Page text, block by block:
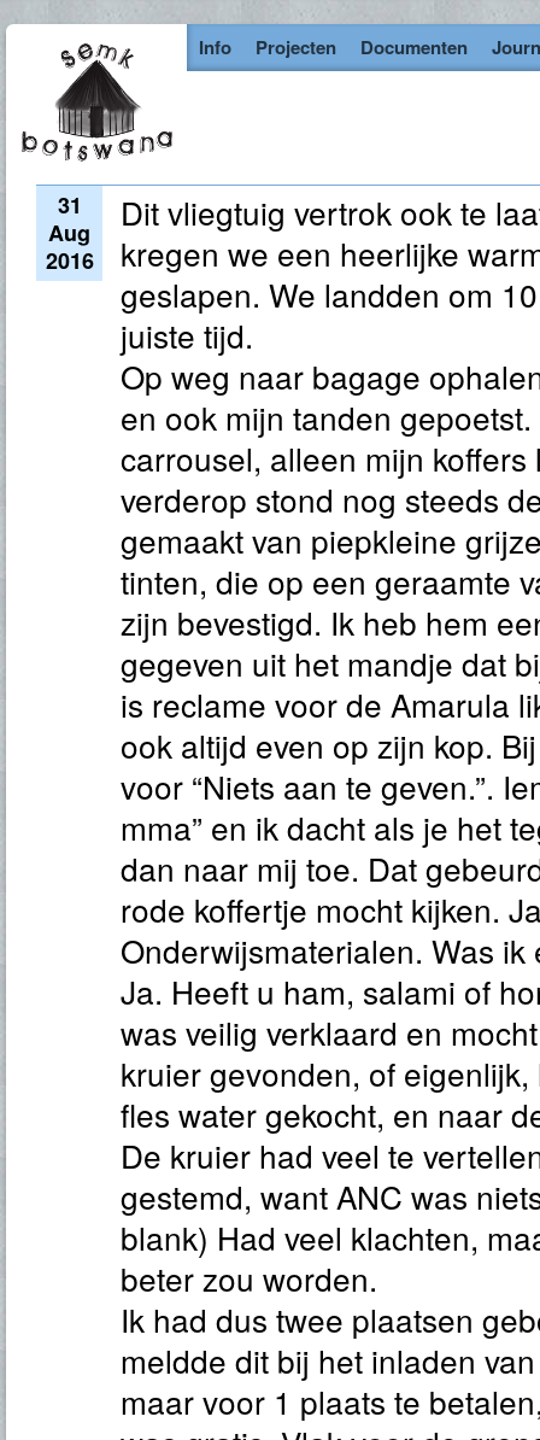
Info Projecten Documenten
31
Aug
2016
Dit vliegtuig vertrok ook te
kregen we een heerlijke
geslapen. We landden om
juiste tijd.
Op weg naar bagage
en ook mijn tanden
carrousel, alleen mijn
verderop stond nog steeds
gemaakt van piepkleine
tinten, die op een geraamte
zijn bevestigd. Ik heb hem
gegeven uit het mandje dat
is reclame voor de Amarula
ook altijd even op zijn kop.
voor “Niets aan te geven.”.
mma” en ik dacht als je het
dan naar mij toe. Dat
rode koffertje mocht kijken.
Onderwijsmaterialen. Was
Ja. Heeft u ham, salami of
was veilig verklaard en
kruier gevonden, of
fles water gekocht, en naar
De kruier had veel te
gestemd, want ANC was
blank) Had veel klachten,
beter zou worden.
Ik had dus twee plaatsen
meldde dit bij het inladen
maar voor 1 plaats te